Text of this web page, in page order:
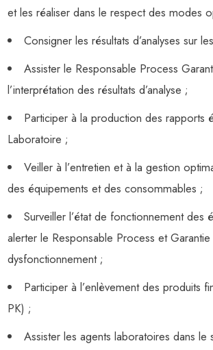
et les réaliser dans le respect des modes
Consigner les résultats d’analyses sur
Assister le Responsable Process
l’interprétation des résultats d’analyse ;
Participer à la production des rapports
Laboratoire ;
Veiller à l’entretien et à la gestion
des équipements et des consommables ;
Surveiller l’état de fonctionnement des
alerter le Responsable Process et
dysfonctionnement ;
Participer à l’enlèvement des produits
PK) ;
Assister les agents laboratoires dans le